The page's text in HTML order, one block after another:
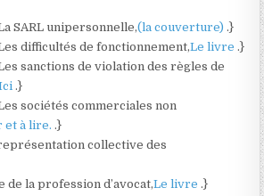
SARL unipersonnelle,(la couverture).}
difficultés de fonctionnement,Le livre.}
sanctions de violation des règles de
.}
sociétés commerciales non
et à lire..}
collective des
de la profession d’avocat,Le livre.}